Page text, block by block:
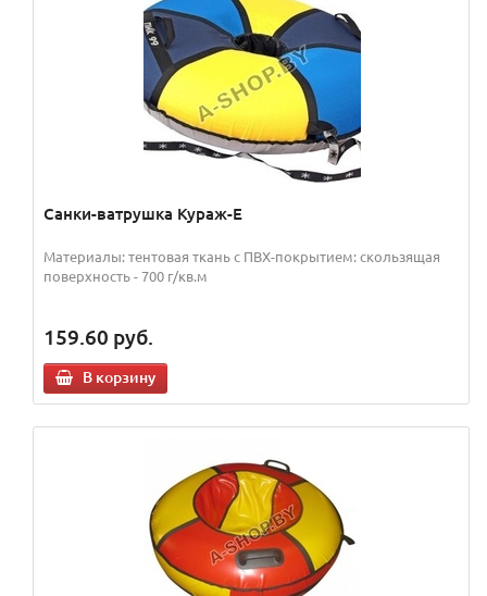
Санки-ватрушка Кураж-Е
Материалы: тентовая ткань с ПВХ-покрытием: скользящая
поверхность - 700 г/кв.м
159.60 руб.
В корзину